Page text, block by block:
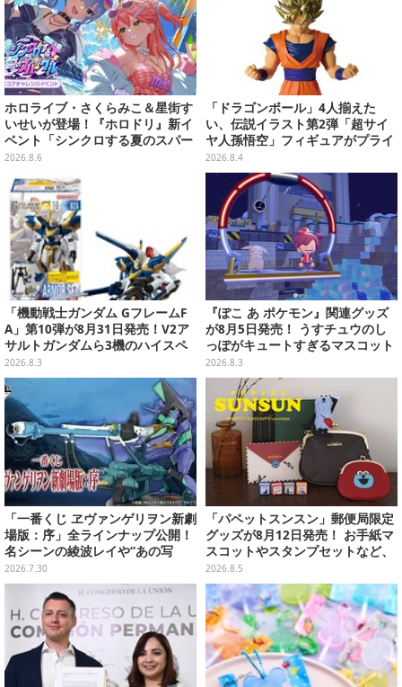
ホロライブ・さくらみこ＆星街す
いせいが登場！『ホロドリ』新イ
ベント「シンクロする夏のスパー
クル」開催決定ーmiCometのイ
に追加へ
2026.8.6
「ドラゴンボール」4人揃えた
い、伝説イラスト第2弾「超サイ
ヤ人孫悟空」フィギュアがプライ
ズ展開！ビッグサイズの「筋斗
雲」エアぐるみも
2026.8.4
「機動戦士ガンダム GフレームF
A」第10弾が8月31日発売！V2ア
サルトガンダムら3機のハイスペ
ック可動フィギュア
2026.8.3
『ぽこ あ ポケモン』関連グッズ
が8月5日発売！ うすチュウのし
っぽがキュートすぎるマスコット
など、まとめてご紹介
2026.8.3
「一番くじ ヱヴァンゲリヲン新劇
場版：序」全ラインナップ公開！
名シーンの綾波レイや“あの写
真”の葛城ミサトフィギュアほ
か、場面写クリアファイルなど
2026.7.30
「パペットスンスン」郵便局限定
グッズが8月12日発売！ お手紙マ
スコットやスタンプセットなど、
可愛すぎる全5アイテムがライン
ナップ
2026.8.5